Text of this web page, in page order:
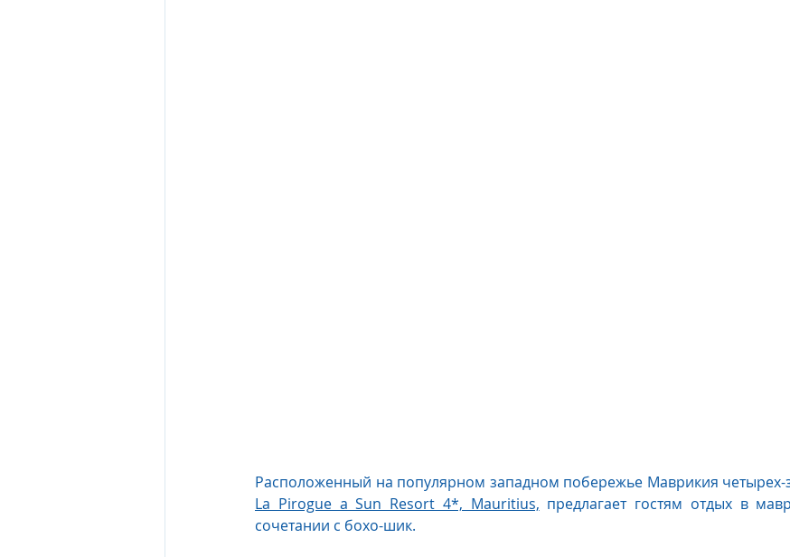
La Pirogue а Sun Resort 4*, Mauritius, предлагает гостям отдых в
сочетании с бохо-шик.